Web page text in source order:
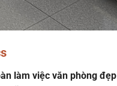
làm việc văn phòng đẹp